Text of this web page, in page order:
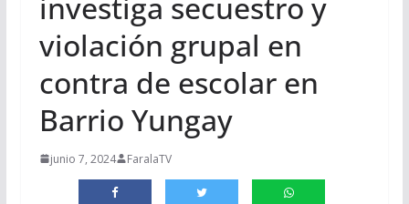
violación grupal en
contra de escolar en
Barrio Yungay
junio 7, 2024 FaralaTV